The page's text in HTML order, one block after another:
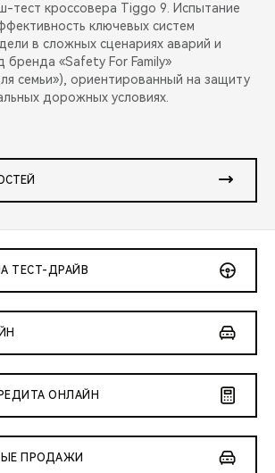
тест кроссовера Tiggo 9. Испытание
ключевых систем
в сложных сценариях аварий и
«Safety For Family»
семьи»), ориентированный на защиту
дорожных условиях.
ТЕСТ-ДРАЙВ
ОНЛАЙН
ПРОДАЖИ